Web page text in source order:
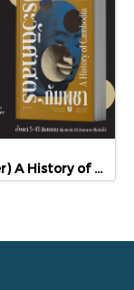
(Pre-order) A History of Cambodia ประวัติศาสตร์กัมพูชา (ฉบับปรับปรุงใหม่) / David Chandler / มติชน